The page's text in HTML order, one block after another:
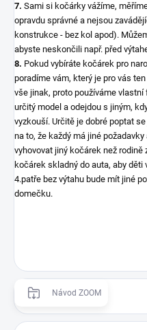
7. Sami si kočárky vážíme,
opravdu správné a nejsou
konstrukce - bez kol apod).
abyste neskončili např. před
8. Pokud vybíráte kočárek pro
poradíme vám, který je pro vás
vše jinak, proto používáme
určitý model a odejdou s jiným,
vyzkouší. Určitě je dobré poptat
na to, že každý má jiné
vyhovovat jiný kočárek než rodině
kočárek skladný do auta, aby děti
4.patře bez výtahu bude mít jiné
domečku.
Návod ZOOM